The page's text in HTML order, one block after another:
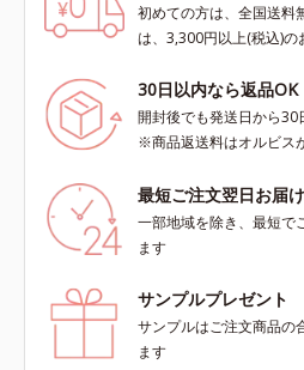
初めての方は、全国送料
は、3,300円以上(税込)
30日以内なら返品OK
開封後でも発送日から
※商品返送料はオルビス
最短ご注文翌日お届け
一部地域を除き、最短で
ます
サンプルプレゼント
サンプルはご注文商品の
ます